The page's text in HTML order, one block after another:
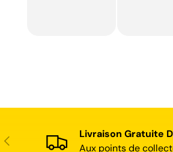
Précédent
Livraison Gratuite
Aux points de